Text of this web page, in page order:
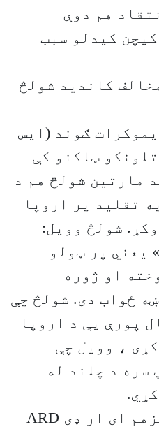
هم دوې
کیدلو سبب
کانديد شولڅ
ګوند (ايس
ټاکنو کې
مارتين شولڅ هم د
تقليد پر اروپا
شولڅ وويل:
یعني پر ټولو
او ژوره
ځواب دی. شولڅ چې
تر ۲۰۱۷ م کال پورې یې د اروپا
، وويل چې
سره د چلند له
ښاغلی مارتین شولتزهم ای ار ډی ARD